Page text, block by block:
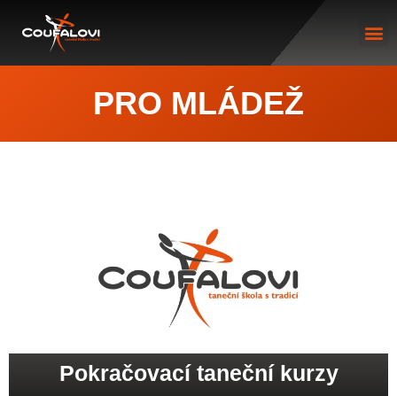
PRO MLÁDEŽ
Pokračovací taneční kurzy